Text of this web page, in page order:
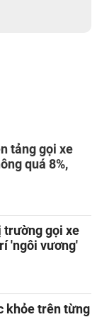
tảng gọi xe
quá 8%,
trường gọi xe
'ngôi vương'
khỏe trên từng